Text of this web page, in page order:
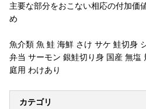
主要な部分をおこない相応の付加価
め
魚介類 魚 鮭 海鮮 さけ サケ 鮭切身
弁当 サーモン 銀鮭切り身 国産 無塩
庭用 わけあり
カテゴリ